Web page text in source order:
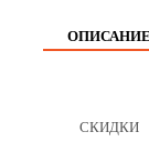
ОПИСАНИЕ
СКИДКИ